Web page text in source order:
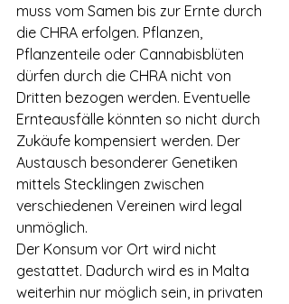
muss vom Samen bis zur Ernte durch
die CHRA erfolgen. Pflanzen,
Pflanzenteile oder Cannabisblüten
dürfen durch die CHRA nicht von
Dritten bezogen werden. Eventuelle
Ernteausfälle könnten so nicht durch
Zukäufe kompensiert werden. Der
Austausch besonderer Genetiken
mittels Stecklingen zwischen
verschiedenen Vereinen wird legal
unmöglich.
Der Konsum vor Ort wird nicht
gestattet. Dadurch wird es in Malta
weiterhin nur möglich sein, in privaten